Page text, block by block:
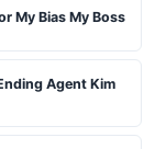
My Bias My Boss
Agent Kim